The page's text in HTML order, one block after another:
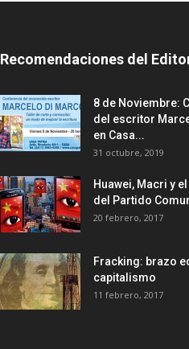
Recomendaciones del
8 de Noviembre:
del escritor
en Casa...
31 octubre, 2019
Huawei, Macri y
del Partido
20 febrero, 2017
Fracking: brazo
capitalismo
11 febrero, 2017